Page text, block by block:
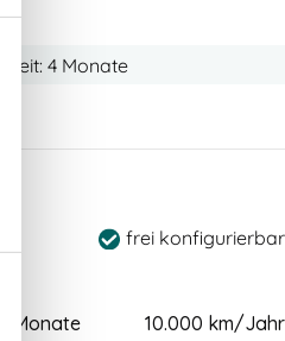
4 Monate
frei konfigurierbar
24 Monate 10.000 km/Jahr